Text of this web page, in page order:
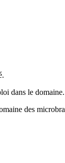
dans le domaine.
des